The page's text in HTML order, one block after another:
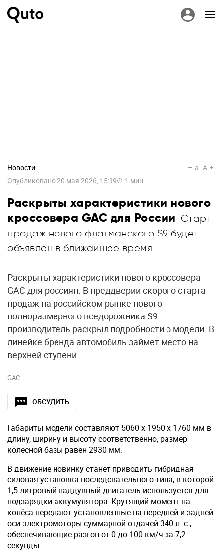
Новости
Опубликовано20 мая 2026, 15:39 1 мин.
a A
Раскрыты характеристики нового
кроссовера GAC для России Старт
продаж нового флагманского S9 будет
объявлен в ближайшее время
Раскрыты характеристики нового кроссовера
GAC для россиян. В преддверии скорого старта
продаж на российском рынке нового
полноразмерного вседорожника S9
производитель раскрыл подробности о модели. В
линейке бренда автомобиль займёт место на
верхней ступени.
GAC
ОБСУДИТЬ
Габариты модели составляют 5060 х 1950 х 1760 мм в
длину, ширину и высоту соответственно, размер
колёсной базы равен 2930 мм.
В движение новинку станет приводить гибридная
силовая установка последовательного типа, в которой
1,5-литровый наддувный двигатель используется для
подзарядки аккумулятора. Крутящий момент на
колёса передают установленные на передней и задней
оси электромоторы суммарной отдачей 340 л. с.,
обеспечивающие разгон от 0 до 100 км/ч за 7,2
секунды.